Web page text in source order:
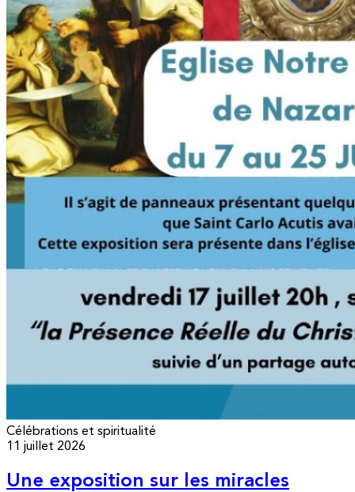
Célébrations et spiritualité
11 juillet 2026
Une exposition sur les miracles